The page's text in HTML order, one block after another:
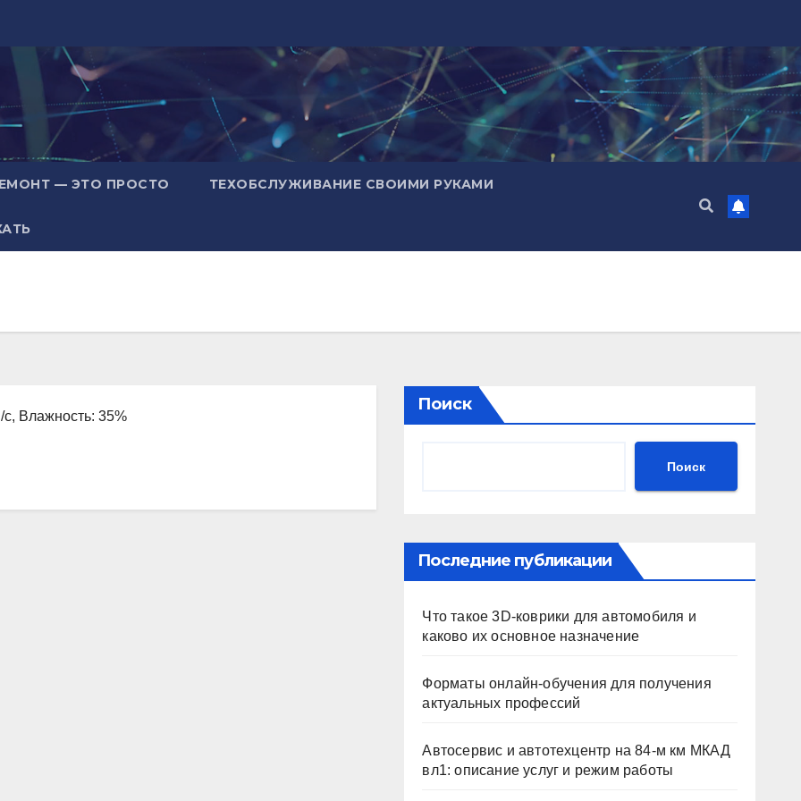
— ЭТО ПРОСТО ТЕХОБСЛУЖИВАНИЕ СВОИМИ РУКАМИ
Влажность: 35%
Поиск
Поиск
Последние публикации
Что такое 3D-коврики для автомобиля и
каково их основное назначение
Форматы онлайн-обучения для получения
актуальных профессий
Автосервис и автотехцентр на 84-м км МКАД
вл1: описание услуг и режим работы